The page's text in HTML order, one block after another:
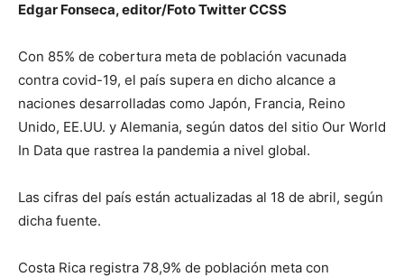
Edgar Fonseca, editor/Foto Twitter CCSS
Con 85% de cobertura meta de población vacunada
contra covid-19, el país supera en dicho alcance a
naciones desarrolladas como Japón, Francia, Reino
Unido, EE.UU. y Alemania, según datos del sitio Our World
In Data que rastrea la pandemia a nivel global.
Las cifras del país están actualizadas al 18 de abril, según
dicha fuente.
Costa Rica registra 78,9% de población meta con